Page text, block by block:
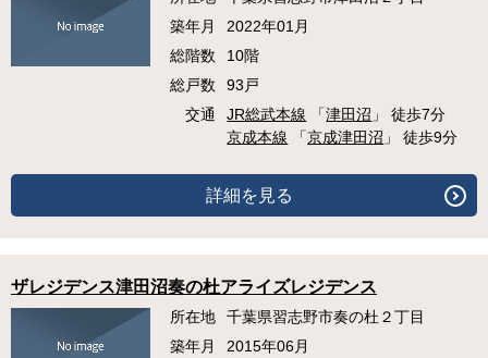
築年月
2022年01月
総階数
10階
総戸数
93戸
交通
JR総武本線 「津田沼 」 徒歩7分
京成本線 「京成津田沼 」 徒歩9分
詳細を見る
ザレジデンス津田沼奏の杜アライズレジデンス
所在地
千葉県習志野市奏の杜２丁目
築年月
2015年06月